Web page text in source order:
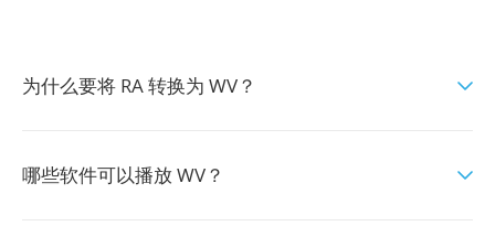
为什么要将 RA 转换为 WV？
哪些软件可以播放 WV？